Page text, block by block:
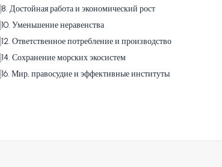
8. Достойная работа и экономический рост
10. Уменьшение неравенства
12. Ответственное потребление и производство
14. Сохранение морских экосистем
16. Мир, правосудие и эффективные институты